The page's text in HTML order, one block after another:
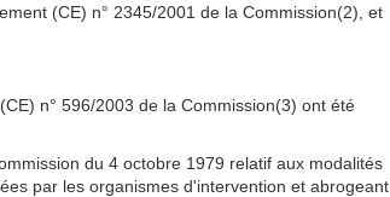
(CE) n° 2345/2001 de la Commission(2), et
n° 596/2003 de la Commission(3) ont été
du 4 octobre 1979 relatif aux modalités
par les organismes d'intervention et abrogeant